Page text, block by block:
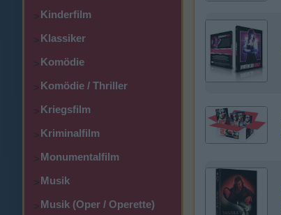
>Kinderfilm
>Klassiker
>Komödie
>Komödie / Thriller
>Kriegsfilm
>Kriminalfilm
>Monumentalfilm
>Musik
>Musik (Oper / Operette)